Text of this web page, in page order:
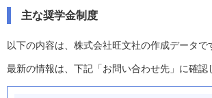
主な奨学金制度
以下の内容は、株式会社旺文社の作成データで
最新の情報は、下記「お問い合わせ先」に確認